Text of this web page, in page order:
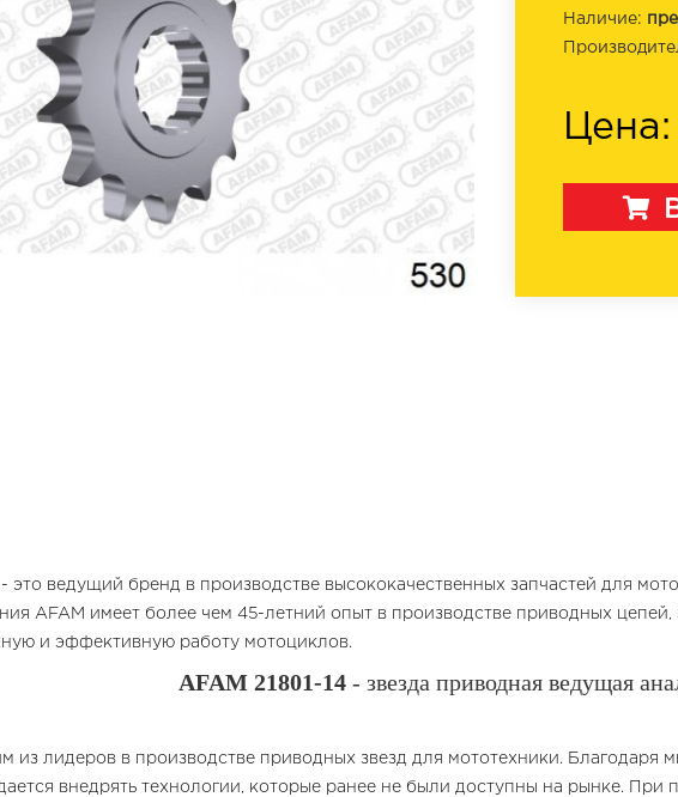
Наличие:
Цена:
- это ведущий бренд в производстве высококачественных запчастей для
AFAM имеет более чем 45-летний опыт в производстве приводных
и эффективную работу мотоциклов.
AFAM 21801-14- звезда приводная ведущая
из лидеров в производстве приводных звезд для мототехники.
внедрять технологии, которые ранее не были доступны на рынке. При